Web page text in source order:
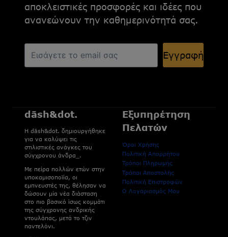
αποκλειστικές προσφορές και ιδέες που
ανανεώνουν την καθημερινότητά σας.
Εγγραφή
dāsh&dot.
H dāsh&dot. δημιουργήθηκε
για να καλύψει τις
στιλιστικές ανάγκες του
σύγχρονου άνδρα_.
Με πείρα πολλών ετών στην
υποκαμισοποϊία, οι
εμπνευστές της, θέλησαν να
δώσουν μία νέα διάσταση
στο πιο βασικό ίσως κομμάτι
της σύγχρονης ανδρικής
ντουλάπας, μετά το τζιν
παντελόνι.
Εξυπηρέτηση
Πελατών
Όροι Χρήσης
Πολιτική Απορρήτου
Τρόποι Πληρωμής
Τρόποι Αποστολής
Πολιτική Επιστροφών
Ο Λογαριασμός Μου